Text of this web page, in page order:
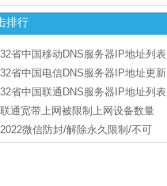
排行
32省中国移动DNS服务器IP地址列表
32省中国电信DNS服务器IP地址更新
32省中国联通DNS服务器IP地址列表
联通宽带上网被限制上网设备数量
2022微信防封/解除永久限制/不可